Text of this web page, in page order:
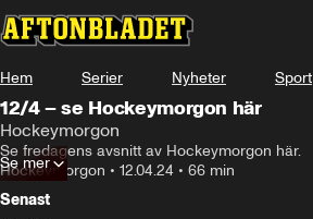
Hem Serier Nyheter Sport
12/4 – se Hockeymorgon här
Hockeymorgon
Se fredagens avsnitt av Hockeymorgon här.
Hockeymorgon • 12.04.24 • 66 min
Se mer
Senast